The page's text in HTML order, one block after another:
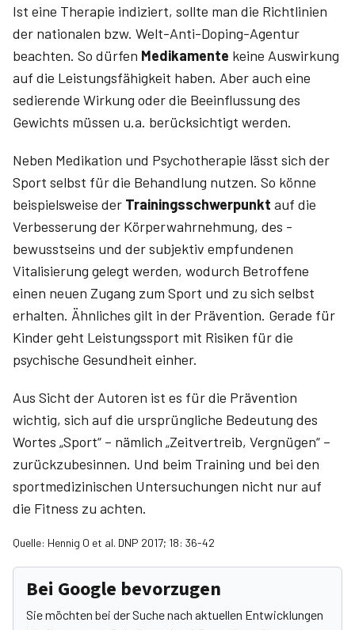
Ist eine Therapie indiziert, sollte man die Richtlinien
der nationalen bzw. Welt-Anti-Doping-Agentur
beachten. So dürfen Medikamente keine Auswirkung
auf die Leistungsfähigkeit haben. Aber auch eine
sedierende Wirkung oder die Beeinflussung des
Gewichts müssen u.a. berücksichtigt werden.
Neben Medikation und Psychotherapie lässt sich der
Sport selbst für die Behandlung nutzen. So könne
beispielsweise der Trainingsschwerpunkt auf die
Verbesserung der Körperwahrnehmung, des -
bewusstseins und der subjektiv empfundenen
Vitalisierung gelegt werden, wodurch Betroffene
einen neuen Zugang zum Sport und zu sich selbst
erhalten. Ähnliches gilt in der Prävention. Gerade für
Kinder geht Leistungssport mit Risiken für die
psychische Gesundheit einher.
Aus Sicht der Autoren ist es für die Prävention
wichtig, sich auf die ursprüngliche Bedeutung des
Wortes „Sport“ – nämlich „Zeitvertreib, Vergnügen“ –
zurückzubesinnen. Und beim Training und bei den
sportmedizinischen Untersuchungen nicht nur auf
die Fitness zu achten.
Quelle: Hennig O et al. DNP 2017; 18: 36-42
Bei Google bevorzugen
Sie möchten bei der Suche nach aktuellen Entwicklungen